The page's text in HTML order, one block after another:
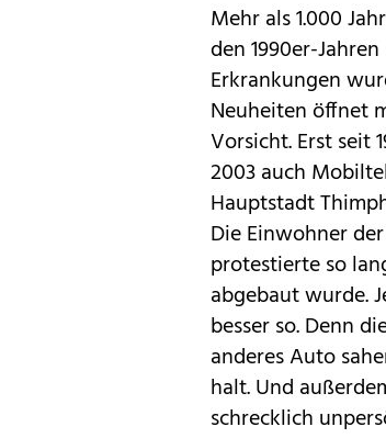
Mehr als 1.000
den 1990er-
Erkrankungen
Neuheiten öffnet
Vorsicht. Erst seit
2003 auch
Hauptstadt
Die Einwohner
protestierte so
abgebaut wurde.
besser so. Denn
anderes Auto
halt. Und
schrecklich